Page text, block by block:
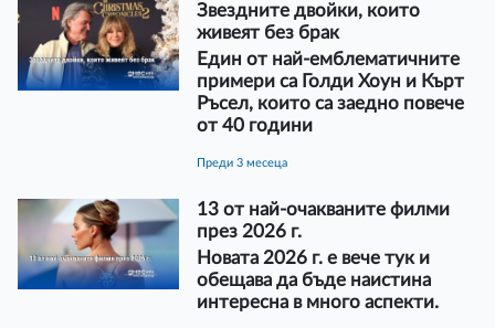
Звездните двойки, които
живеят без брак
Един от най-емблематичните
примери са Голди Хоун и Кърт
Ръсел, които са заедно повече
от 40 години
преди 3 месеца
13 от най-очакваните филми
през 2026 г.
Новата 2026 г. е вече тук и
обещава да бъде наистина
интересна в много аспекти.